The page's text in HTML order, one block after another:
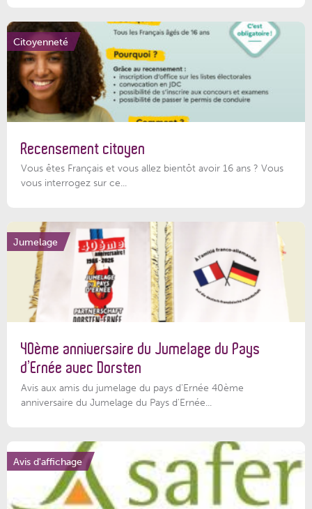
Citoyenneté
Recensement citoyen
Vous êtes Français et vous allez bientôt avoir 16 ans ? Vous
vous interrogez sur ce...
Jumelage
40ème anniversaire du Jumelage du Pays
d’Ernée avec Dorsten
Avis aux amis du jumelage du pays d'Ernée 40ème
anniversaire du Jumelage du Pays d'Ernée...
Avis d'affichage